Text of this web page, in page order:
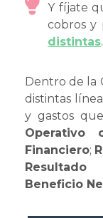
Y fíjate
cobros y
distintas.
Dentro de la
distintas
y gastos
Operativo
Financiero;
Beneficio